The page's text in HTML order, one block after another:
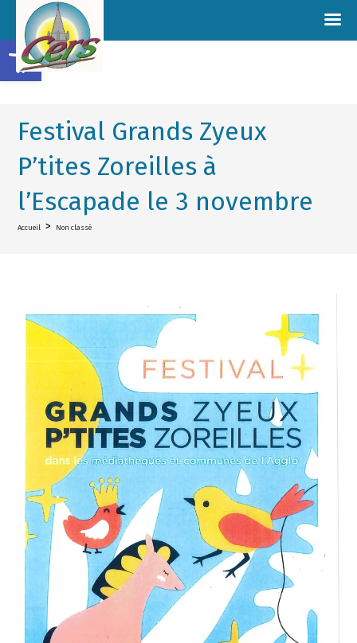
Festival Grands Zyeux
P’tites Zoreilles à
l’Escapade le 3 novembre
Accueil > Non classé
Ouvrir la barre d’outils